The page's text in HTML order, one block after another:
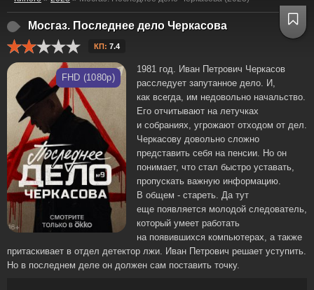
Мосгаз. Последнее дело Черкасова
КП: 7.4
FHD (1080p)
1981 год. Иван Петрович Черкасов
расследует запутанное дело. И,
как всегда, им недовольно начальство.
Его отчитывают на летучках
и собраниях, угрожают отходом от дел.
Черкасову довольно сложно
представить себя на пенсии. Но он
понимает, что стал быстро уставать,
пропускать важную информацию.
В общем - стареть. Да тут
еще появляется молодой следователь,
который умеет работать
на появившихся компьютерах, а также
притаскивает в отдел детектор лжи. Иван Петрович решает уступить.
Но в последнем деле он должен сам поставить точку.